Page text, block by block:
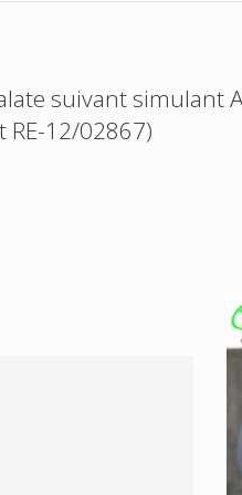
suivant simulant
RE-12/02867)